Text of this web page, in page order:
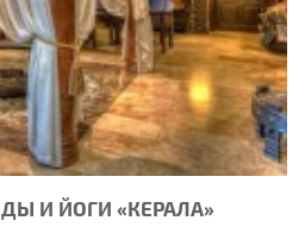
И ЙОГИ «КЕРАЛА»